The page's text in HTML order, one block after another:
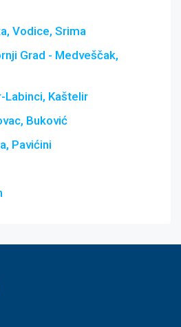
Vodice, Srima
Grad - Medveščak,
Labinci, Kaštelir
Buković
Pavićini